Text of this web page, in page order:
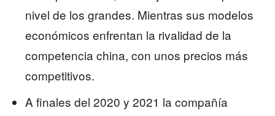
nivel de los grandes. Mientras sus modelos
económicos enfrentan la rivalidad de la
competencia china, con unos precios más
competitivos.
A finales del 2020 y 2021 la compañía